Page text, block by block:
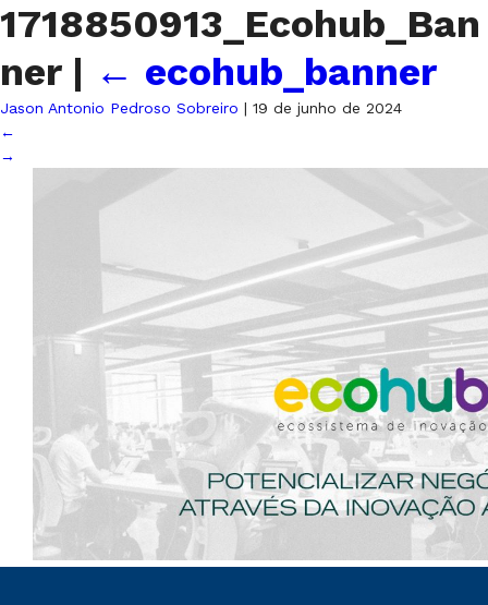
1718850913_Ecohub_Ban
ner | ← ecohub_banner
Jason Antonio Pedroso Sobreiro | 19 de junho de 2024
←
→